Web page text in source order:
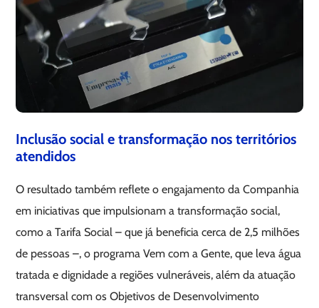
Inclusão social e transformação nos territórios
atendidos
O resultado também reflete o engajamento da Companhia
em iniciativas que impulsionam a transformação social,
como a Tarifa Social – que já beneficia cerca de 2,5 milhões
de pessoas –, o programa Vem com a Gente, que leva água
tratada e dignidade a regiões vulneráveis, além da atuação
transversal com os Objetivos de Desenvolvimento